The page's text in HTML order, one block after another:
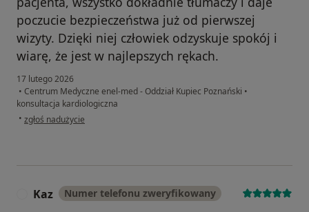
poczucie bezpieczeństwa już od pierwszej
wizyty. Dzięki niej człowiek odzyskuje spokój i
wiarę, że jest w najlepszych rękach.
17 lutego 2026
• Centrum Medyczne enel-med - Oddział Kupiec Poznański •
konsultacja kardiologiczna
• w opinii użytkownika J.M
zgłoś nadużycie
Kaz Numer telefonu zweryfikowany